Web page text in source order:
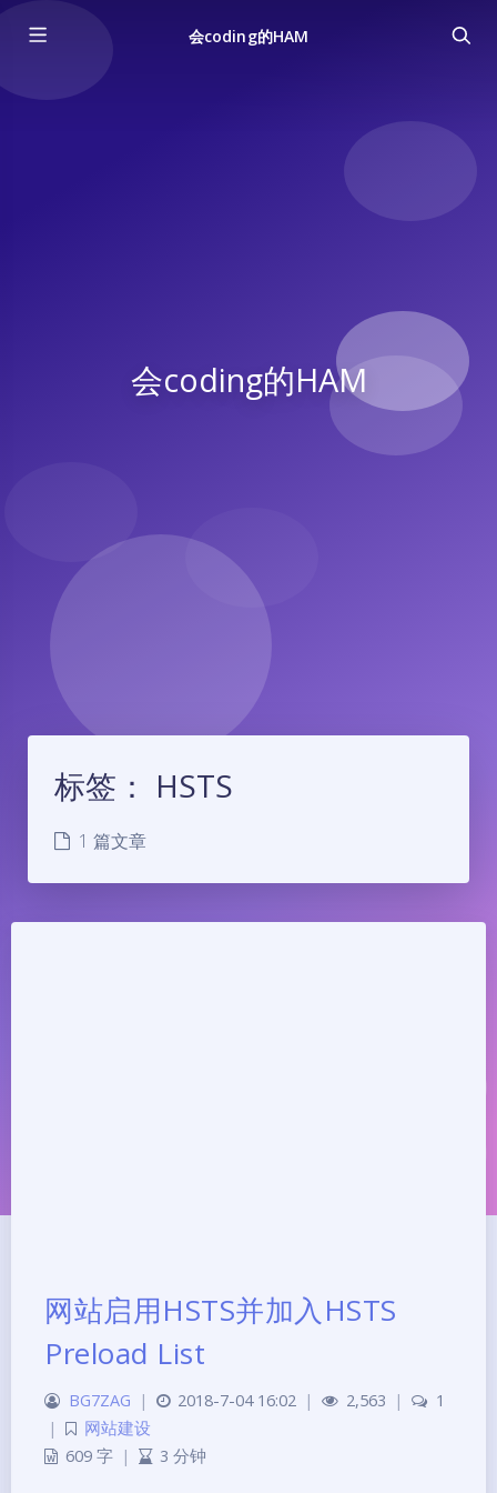
会coding的HAM
会coding的HAM
夜间模式
标签： HSTS
1 篇文章
网站启用HSTS并加入HSTS
Preload List
BG7ZAG | 2018-7-04 16:02 | 2,563 |
1
|
网站建设
609 字 | 3 分钟